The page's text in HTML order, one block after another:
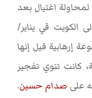
اغتيال بعد
الكويت في يناير/
مجموعة إرهابية قيل إنها
كانت تنوي تفجير
على صدام حسين.